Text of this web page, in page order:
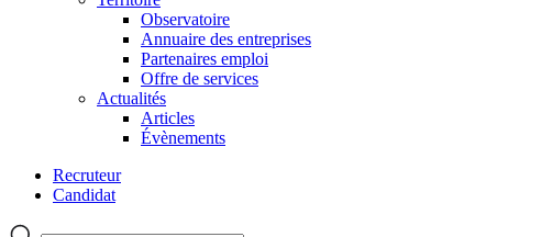
Observatoire
Annuaire des entreprises
Partenaires emploi
Offre de services
Actualités
Articles
Évènements
Recruteur
Candidat